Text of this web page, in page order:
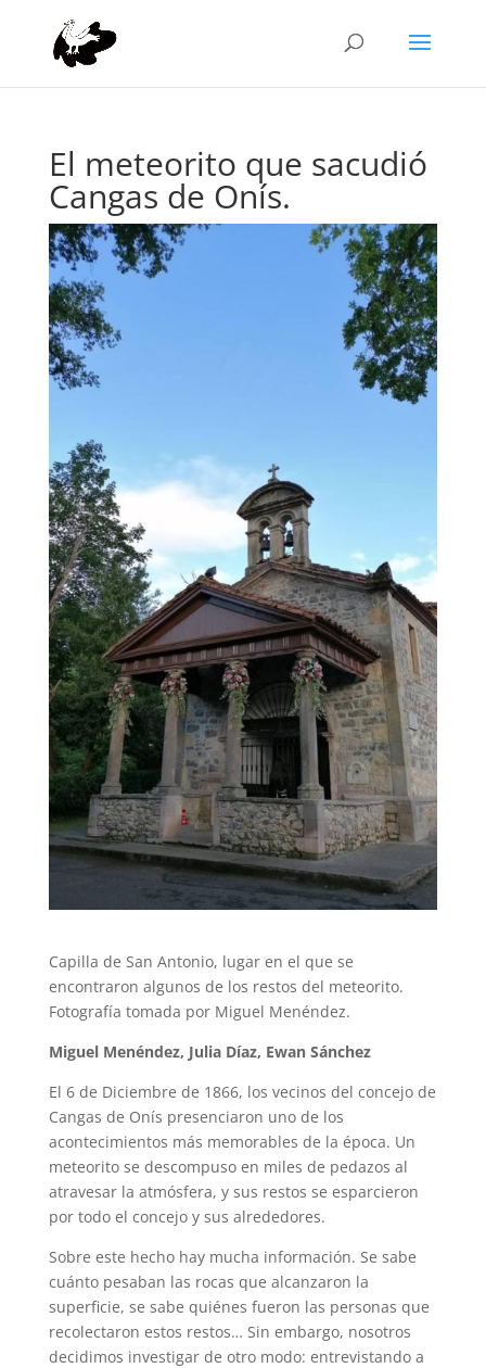
El meteorito que sacudió
Cangas de Onís.
Capilla de San Antonio, lugar en el que se
encontraron algunos de los restos del meteorito.
Fotografía tomada por Miguel Menéndez.
Miguel Menéndez, Julia Díaz, Ewan Sánchez
El 6 de Diciembre de 1866, los vecinos del concejo de
Cangas de Onís presenciaron uno de los
acontecimientos más memorables de la época. Un
meteorito se descompuso en miles de pedazos al
atravesar la atmósfera, y sus restos se esparcieron
por todo el concejo y sus alrededores.
Sobre este hecho hay mucha información. Se sabe
cuánto pesaban las rocas que alcanzaron la
superficie, se sabe quiénes fueron las personas que
recolectaron estos restos… Sin embargo, nosotros
decidimos investigar de otro modo: entrevistando a